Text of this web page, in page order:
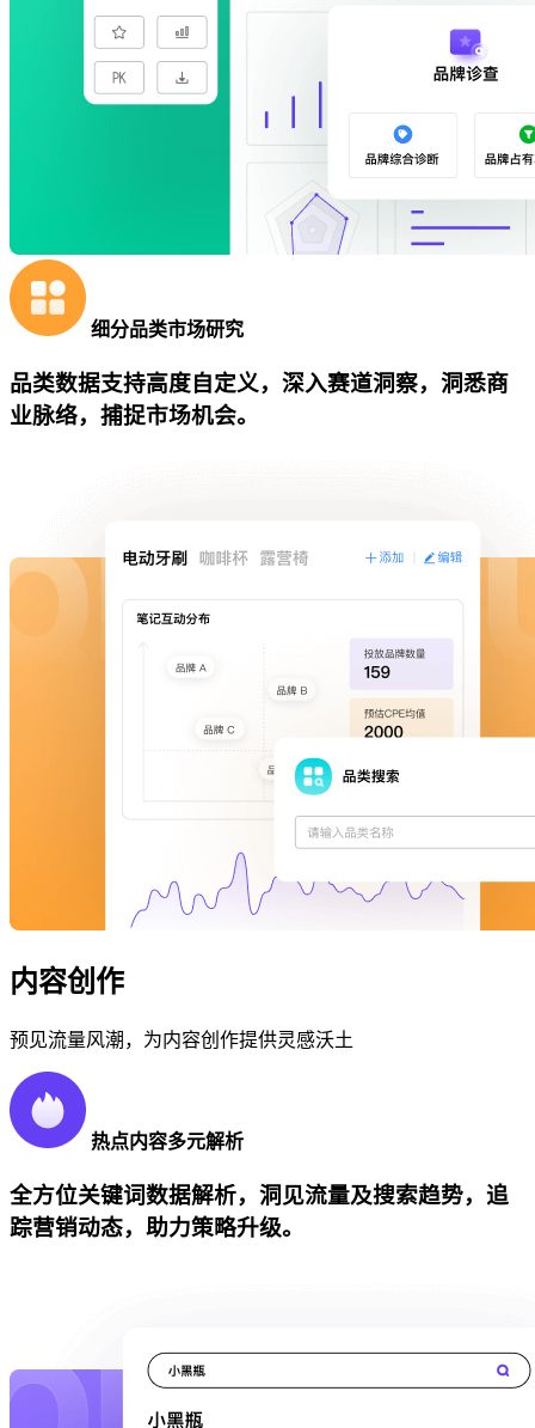
细分品类市场研究
品类数据支持高度自定义，深入赛道洞察，洞悉商
业脉络，捕捉市场机会。
内容创作
预见流量风潮，为内容创作提供灵感沃土
热点内容多元解析
全方位关键词数据解析，洞见流量及搜索趋势，追
踪营销动态，助力策略升级。